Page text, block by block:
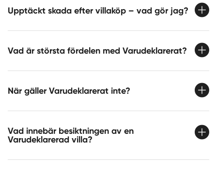
Upptäckt skada efter villaköp – vad gör jag?
Vad är största fördelen med Varudeklarerat?
När gäller Varudeklarerat inte?
Vad innebär besiktningen av en
Varudeklarerad villa?